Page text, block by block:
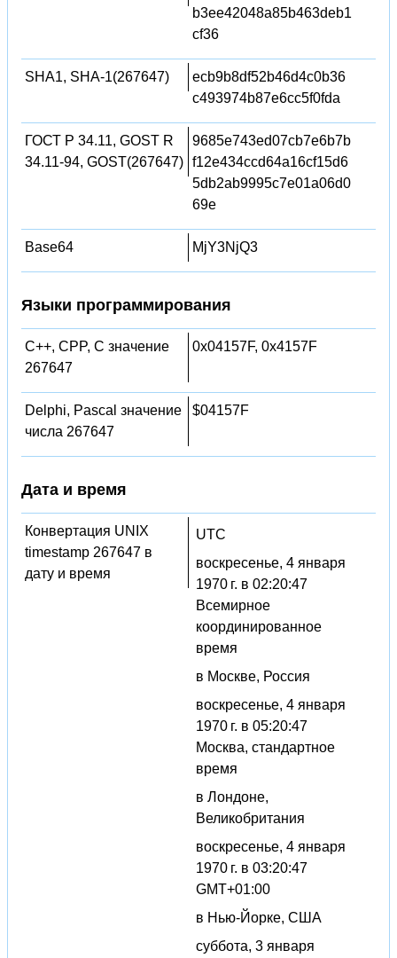
b3ee42048a85b463deb1
cf36
SHA1, SHA-1(267647)
ecb9b8df52b46d4c0b36
c493974b87e6cc5f0fda
ГОСТ Р 34.11, GOST R
34.11-94, GOST(267647)
9685e743ed07cb7e6b7b
f12e434ccd64a16cf15d6
5db2ab9995c7e01a06d0
69e
Base64 MjY3NjQ3
Языки программирования
C++, CPP, C значение
267647
0x04157F, 0x4157F
Delphi, Pascal значение
числа 267647
$04157F
Дата и время
Конвертация UNIX
timestamp 267647 в
дату и время
UTC
воскресенье, 4 января
1970 г. в 02:20:47
Всемирное
координированное
время
в Москве, Россия
воскресенье, 4 января
1970 г. в 05:20:47
Москва, стандартное
время
в Лондоне,
Великобритания
воскресенье, 4 января
1970 г. в 03:20:47
GMT+01:00
в Нью-Йорке, США
суббота, 3 января